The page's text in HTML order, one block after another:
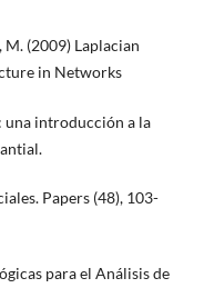
M. (2009) Laplacian
in Networks
una introducción a la
Papers (48), 103-
para el Análisis de